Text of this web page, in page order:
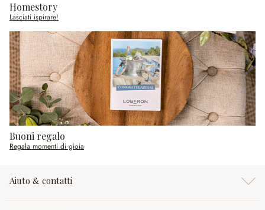
Homestory
Lasciati ispirare!
Buoni regalo
Regala momenti di gioia
Aiuto & contatti